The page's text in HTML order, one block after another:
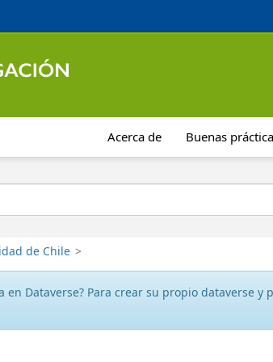
Acerca de Buenas
de Chile >
en Dataverse? Para crear su propio dataverse